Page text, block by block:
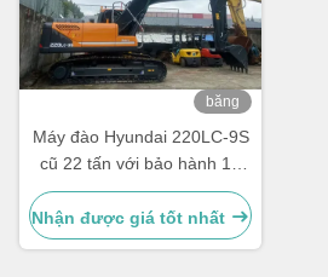
băng
Máy đào Hyundai 220LC-9S
cũ 22 tấn với bảo hành 12
tháng
Nhận được giá tốt nhất